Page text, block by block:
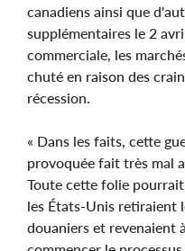
canadiens ainsi que
supplémentaires le 2
commerciale, les
chuté en raison des
récession.
« Dans les faits, cette
provoquée fait très mal
Toute cette folie
les États-Unis retiraient
douaniers et revenaient